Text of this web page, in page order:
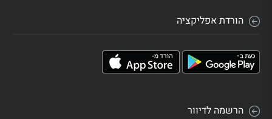
הורדת אפליקציה
הרשמה לדיוור